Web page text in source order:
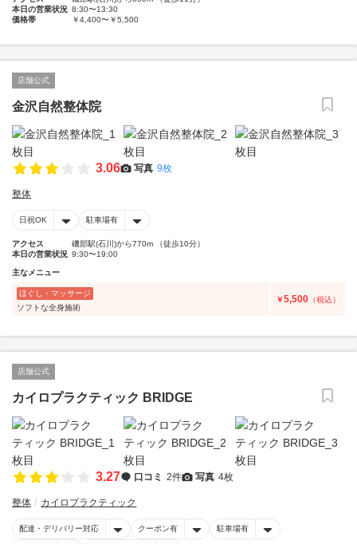
本日の営業状況 8:30〜13:30
価格帯
￥4,400〜￥5,500
店舗公式
金沢自然整体院
3.06 写真 9枚
整体
日祝OK 駐車場有
アクセス
磯部駅(石川)から770m （徒歩10分）
本日の営業状況 9:30〜19:00
主なメニュー
ほぐし・マッサージ
ソフトな全身施術
￥5,500 （税込）
店舗公式
カイロプラクティック BRIDGE
3.27 口コミ 2件 写真 4枚
整体 カイロプラクティック
配達・デリバリー対応 クーポン有 駐車場有